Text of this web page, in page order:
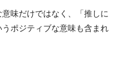
味だけではなく、「推しに
ポジティブな意味も含まれ